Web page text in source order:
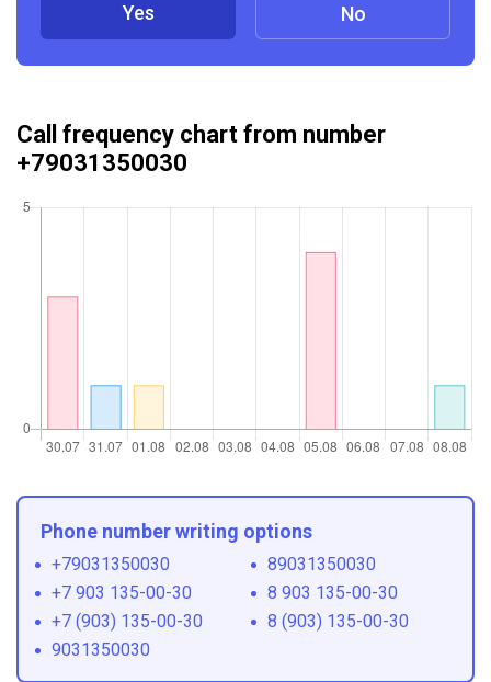
Yes No
Call frequency chart from number
+79031350030
Phone number writing options
+79031350030
89031350030
+7 903 135-00-30
8 903 135-00-30
+7 (903) 135-00-30
8 (903) 135-00-30
9031350030